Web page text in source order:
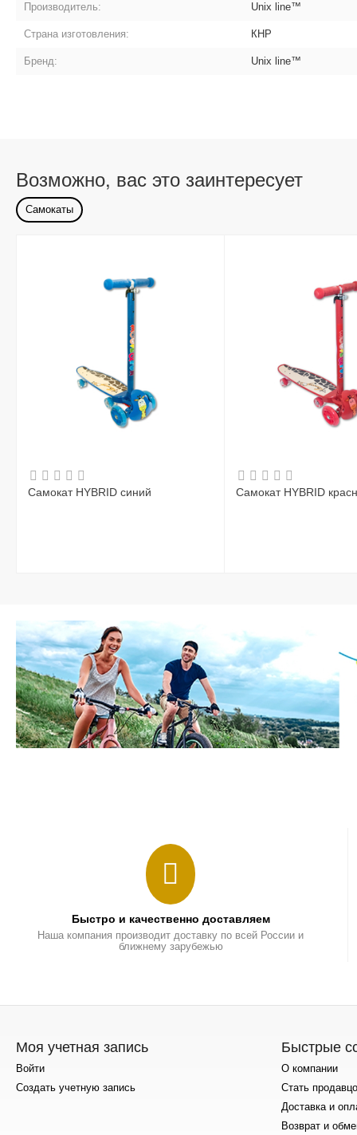
Производитель: Unix line™
Страна изготовления: КНР
Бренд: Unix line™
Возможно, вас это заинтересует
Самокаты
Самокат HYBRID синий Самокат HYBRID
Быстро и качественно доставляем
Наша компания производит доставку по всей России и
ближнему зарубежью
Моя учетная запись
Войти
Создать учетную запись
Быстрые
О компании
Стать
Доставка и
Возврат и